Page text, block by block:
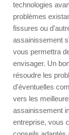
technologies
problèmes
fissures ou
assainissement
vous permettra
envisager. Un
résoudre les
d'éventuelles
vers les
assainissement
entreprise, vous